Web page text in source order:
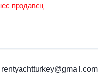
продавец
rentyachtturkey@gmail.com